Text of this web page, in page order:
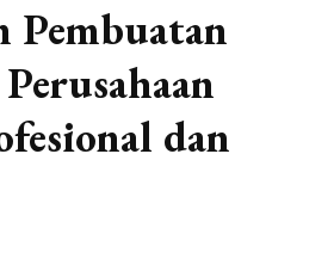
Pembuatan
dan